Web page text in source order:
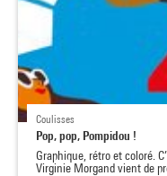
Coulisses
Pop, pop, Pompidou !
Graphique, rétro et coloré.
Virginie Morgand vient de